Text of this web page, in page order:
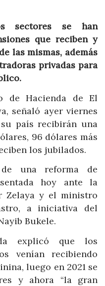
sectores se han
que reciben y
las mismas, además
privadas para
de Hacienda de El
señaló ayer viernes
país recibirán una
96 dólares más
los jubilados.
una reforma de
hoy ante la
Zelaya y el ministro
a iniciativa del
Bukele.
explicó que los
venían recibiendo
luego en 2021 se
y ahora “la gran